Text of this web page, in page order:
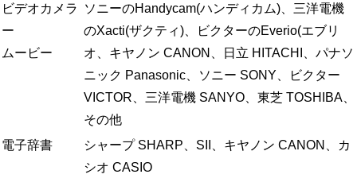
ビデオカメラ
ー
ムービー
ソニーのHandycam(ハンディカム)、三洋電機
のXacti(ザクティ)、ビクターのEverio(エブリ
オ、キヤノン CANON、日立 HITACHI、パナソ
ニック Panasonic、ソニー SONY、ビクター
VICTOR、三洋電機 SANYO、東芝 TOSHIBA、
その他
電子辞書
シャープ SHARP、SII、キヤノン CANON、カ
シオ CASIO